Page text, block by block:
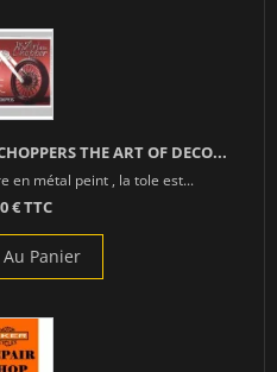
THE ART OF DECO...
en métal peint , la tole est...
€ TTC
Panier